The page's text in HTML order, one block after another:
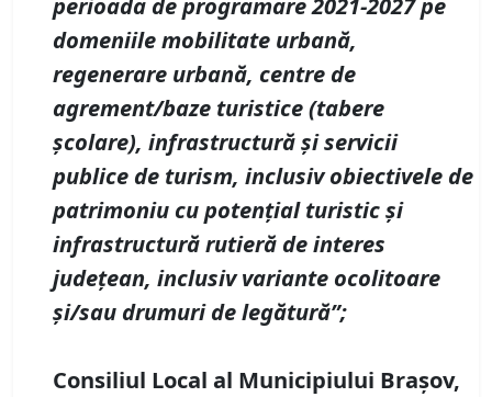
domeniile mobilitate urbană,
regenerare urbană, centre de
agrement/baze turistice (tabere
școlare), infrastructură și servicii
publice de turism, inclusiv obiectivele de
patrimoniu cu potențial turistic și
infrastructură rutieră de interes
județean, inclusiv variante ocolitoare
și/sau drumuri de legătură”;
Consiliul Local al Municipiului Brașov,